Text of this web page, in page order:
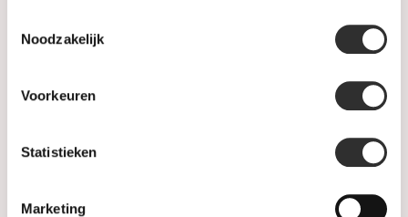
Noodzakelijk
Voorkeuren
Statistieken
Marketing
Levertijd & verzendkosten